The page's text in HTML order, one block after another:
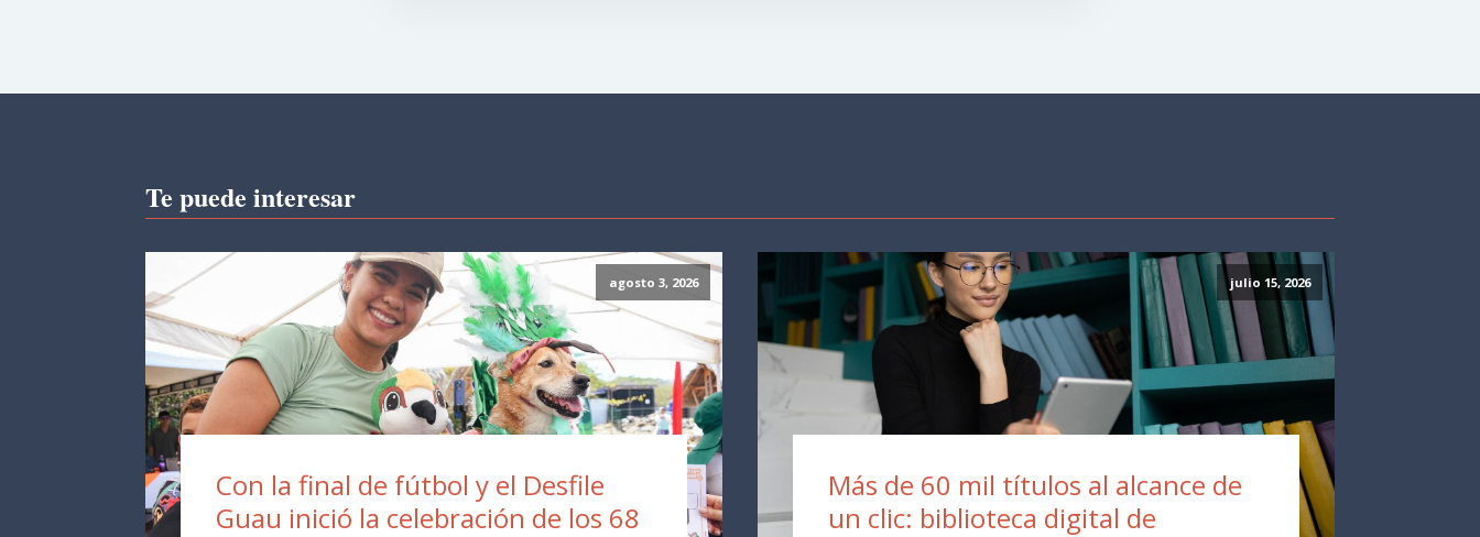
Te puede interesar
agosto 3, 2026
Con la final de fútbol y el Desfile
Guau inició la celebración de los 68
julio 15, 2026
Más de 60 mil títulos al alcance de
un clic: biblioteca digital de